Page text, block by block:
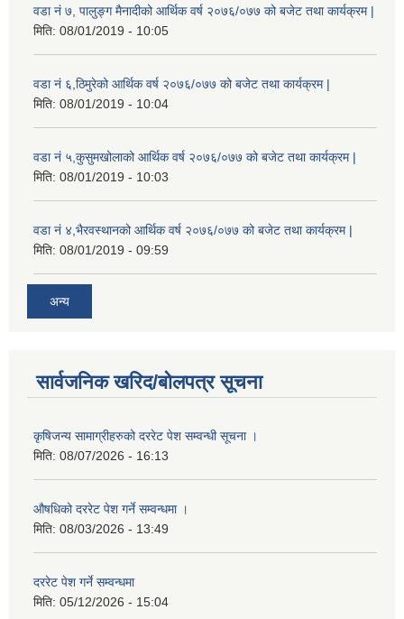
वडा नं ७, पालुङ्ग मैनादीको आर्थिक वर्ष २०७६/०७७ को बजेट तथा कार्यक्रम |
मिति: 08/01/2019 - 10:05
वडा नं ६,ठिमुरेको आर्थिक वर्ष २०७६/०७७ को बजेट तथा कार्यक्रम |
मिति: 08/01/2019 - 10:04
वडा नं ५,कुसुमखोलाको आर्थिक वर्ष २०७६/०७७ को बजेट तथा कार्यक्रम |
मिति: 08/01/2019 - 10:03
वडा नं ४,भैरवस्थानको आर्थिक वर्ष २०७६/०७७ को बजेट तथा कार्यक्रम |
मिति: 08/01/2019 - 09:59
अन्य
सार्वजनिक खरिद/बोलपत्र सूचना
कृषिजन्य सामाग्रीहरुको दररेट पेश सम्वन्धी सूचना ।
मिति: 08/07/2026 - 16:13
औषधिको दररेट पेश गर्ने सम्वन्धमा ।
मिति: 08/03/2026 - 13:49
दररेट पेश गर्ने सम्वन्धमा
मिति: 05/12/2026 - 15:04